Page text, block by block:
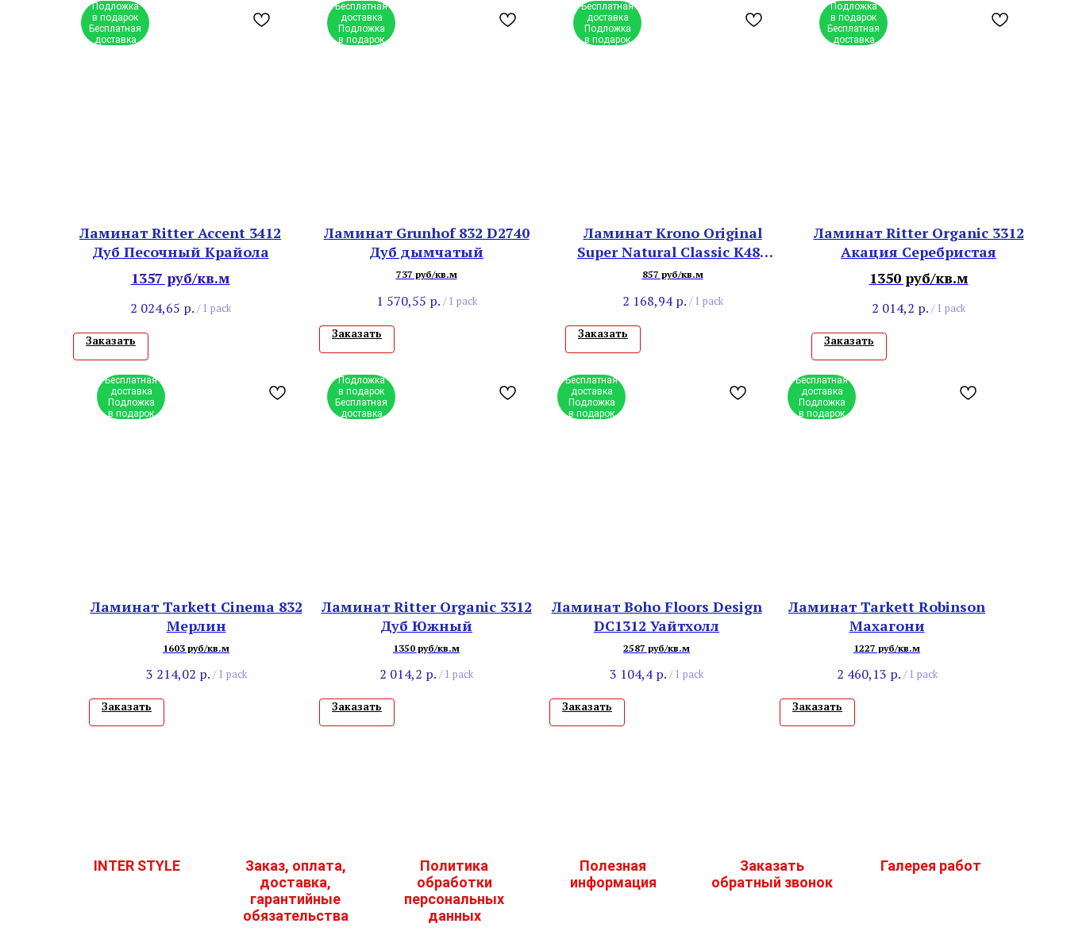
Подложка
в подарок
Бесплатная
доставка
Ламинат Ritter Accent 3412
Дуб Песочный Крайола
1357 руб/кв.м
2 024,65 р. / 1 pack
Заказать
Бесплатная
доставка
Подложка
в подарок
Ламинат Grunhof 832 D2740
Дуб дымчатый
737 руб/кв.м
1 570,55 р. / 1 pack
Заказать
Бесплатная
доставка
Подложка
в подарок
Ламинат Krono Original
Super Natural Classic К485
Дуб Стерлинг Натуральный
857 руб/кв.м
2 168,94 р. / 1 pack
Заказать
Подложка
в подарок
Бесплатная
доставка
Ламинат Ritter Organic 3312
Акация Серебристая
1350 руб/кв.м
2 014,2 р. / 1 pack
Заказать
Бесплатная
доставка
Подложка
в подарок
Ламинат Tarkett Cinema 832
Мерлин
1603 руб/кв.м
3 214,02 р. / 1 pack
Заказать
Подложка
в подарок
Бесплатная
доставка
Ламинат Ritter Organic 3312
Дуб Южный
1350 руб/кв.м
2 014,2 р. / 1 pack
Заказать
Бесплатная
доставка
Подложка
в подарок
Ламинат Boho Floors Design
DC1312 Уайтхолл
2587 руб/кв.м
3 104,4 р. / 1 pack
Заказать
Бесплатная
доставка
Подложка
в подарок
Ламинат Tarkett Robinson
Махагони
1227 руб/кв.м
2 460,13 р. / 1 pack
Заказать
INTER STYLE
Заказ, оплата,
доставка,
гарантийные
обязательства
Политика
обработки
персональных
данных
Полезная
информация
Заказать
обратный звонок
Галерея работ